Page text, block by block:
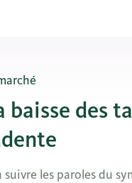
baisse des
les paroles du